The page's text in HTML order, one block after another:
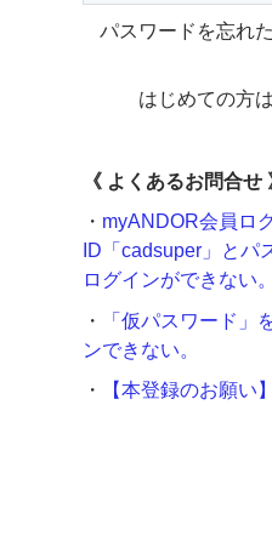
パスワードを忘れ
はじめての方
《 よくあるお問合せ
・ myANDOR会員ロ
ID「cadsuper」とパ
ログインができない。
・
「仮パスワード」
ンできない。
・
【本登録のお願い